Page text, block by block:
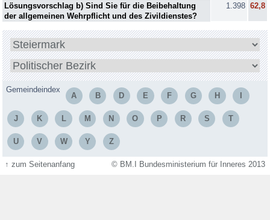
Lösungsvorschlag b) Sind Sie für die Beibehaltung
der allgemeinen Wehrpflicht und des Zivildienstes?
1.398 62,8
Bundesland
wählen
Bezirk
wählen
Gemeindeindex
A B D E F G H
J K L M N O P R S T
U V W Y Z
↑zum Seitenanfang © BM.I Bundesministerium für Inneres 2013